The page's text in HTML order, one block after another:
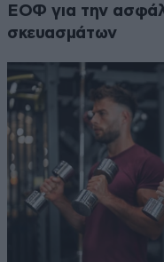
ΕΟΦ για την
σκευασμάτων